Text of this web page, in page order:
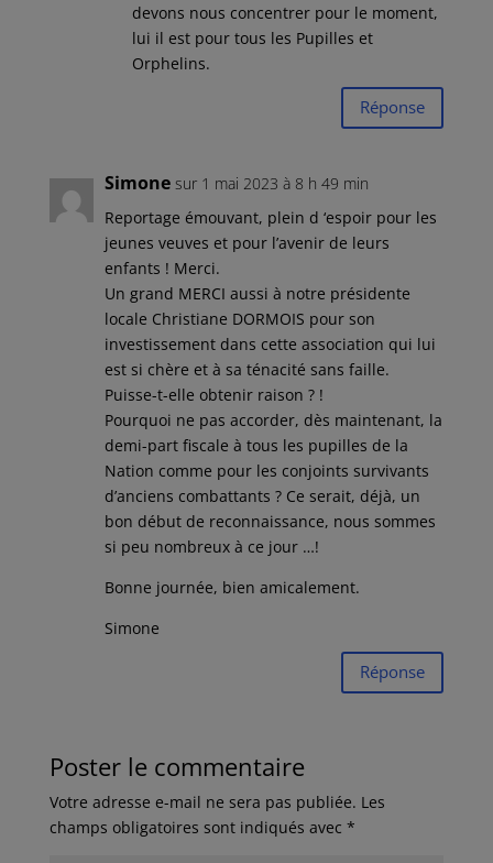
devons nous concentrer pour le moment,
lui il est pour tous les Pupilles et
Orphelins.
Réponse
Simone sur 1 mai 2023 à 8 h 49 min
Reportage émouvant, plein d ‘espoir pour les
jeunes veuves et pour l’avenir de leurs
enfants ! Merci.
Un grand MERCI aussi à notre présidente
locale Christiane DORMOIS pour son
investissement dans cette association qui lui
est si chère et à sa ténacité sans faille.
Puisse-t-elle obtenir raison ? !
Pourquoi ne pas accorder, dès maintenant, la
demi-part fiscale à tous les pupilles de la
Nation comme pour les conjoints survivants
d’anciens combattants ? Ce serait, déjà, un
bon début de reconnaissance, nous sommes
si peu nombreux à ce jour …!
Bonne journée, bien amicalement.
Simone
Réponse
Poster le commentaire
Votre adresse e-mail ne sera pas publiée. Les
champs obligatoires sont indiqués avec *